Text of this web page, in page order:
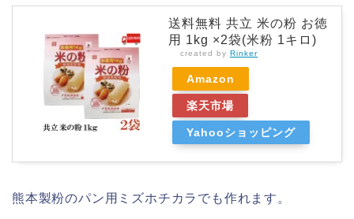
送料無料 共立 米の粉 お徳
用 1kg ×2袋(米粉 1キロ)
created by Rinker
Amazon
楽天市場
Yahooショッピング
熊本製粉のパン用ミズホチカラでも作れます。